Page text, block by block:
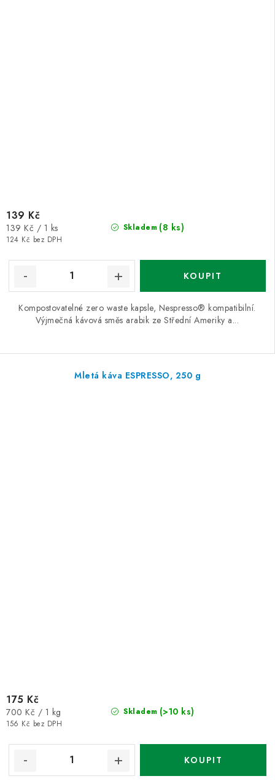
Skladem (8 ks)
124 Kč bez DPH
139 Kč
Měrná
cena:
139 Kč / 1 ks
Kompostovatelné zero waste kapsle, Nespresso® kompatibilní.
Výjmečná kávová směs arabik ze Střední Ameriky a...
Mletá káva ESPRESSO, 250 g
Skladem (>10 ks)
156 Kč bez DPH
175 Kč
Měrná
cena:
700 Kč / 1 kg